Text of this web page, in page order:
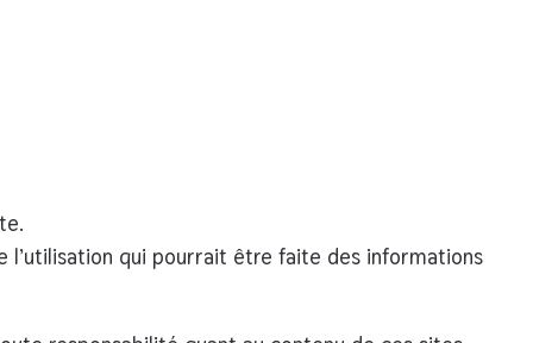
l’utilisation qui pourrait être faite des informations